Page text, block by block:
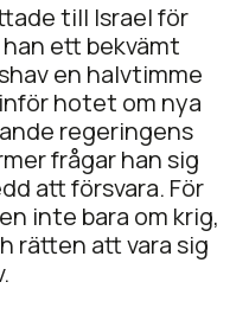
till Israel för
ett bekvämt
en halvtimme
hotet om nya
regeringens
frågar han sig
att försvara. För
inte bara om krig,
rätten att vara sig